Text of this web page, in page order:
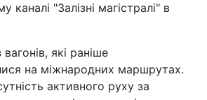
каналі "Залізні магістралі" в
які раніше
на міжнародних маршрутах.
активного руху за